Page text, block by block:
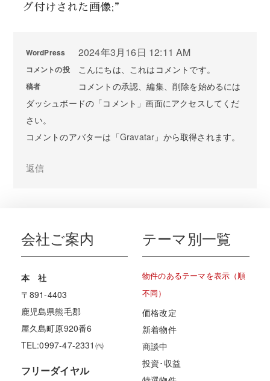
グ付けされた画像;”
WordPress
コメントの投
稿者
2024年3月16日 12:11 AM
こんにちは、これはコメントです。
コメントの承認、編集、削除を始めるには
ダッシュボードの「コメント」画面にアクセスしてくだ
さい。
コメントのアバターは「Gravatar 」から取得されます。
返信
会社ご案内
本 社
〒891-4403
鹿児島県熊毛郡
屋久島町原920番6
TEL:0997-47-2331㈹
フリーダイヤル
テーマ別一覧
物件のあるテーマを表示（順
不同）
価格改定
新着物件
商談中
投資･収益